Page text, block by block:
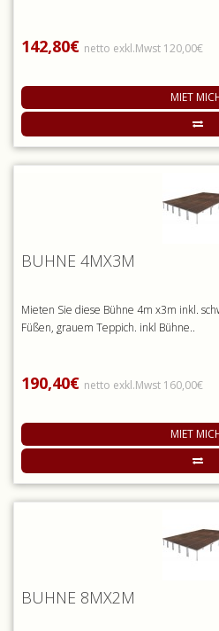
142,80€ netto exkl.Mwst 120,00€
MIET
BÜHNE 4MX3M
Mieten Sie diese Bühne 4m x3m inkl.
Füßen, grauem Teppich. inkl Bühne..
190,40€ netto exkl.Mwst 160,00€
MIET
BÜHNE 8MX2M